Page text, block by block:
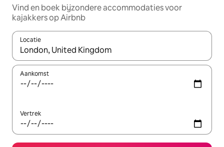
Vind en boek bijzondere accommodaties voor
kajakkers op Airbnb
Locatie
Wanneer er suggesties beschikbaar zijn, maak je een keuze
Aankomst
Vertrek